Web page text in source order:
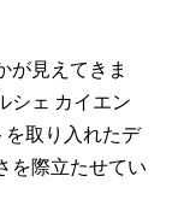
が見えてきま
シェ カイエン
取り入れたデ
を際立たせてい